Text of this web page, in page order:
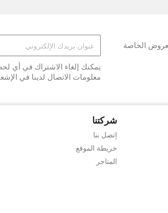
الخاصة
يمكنك إلغاء الاشتراك في أي
معلومات الاتصال لدينا في
شركتنا
إتصل بنا
خريطة الموقع
المتاجر